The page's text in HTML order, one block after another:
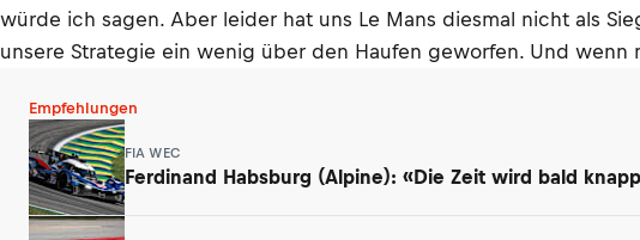
würde ich sagen. Aber leider hat uns Le Mans diesmal nicht als
unsere Strategie ein wenig über den Haufen geworfen. Und
Empfehlungen
FIA WEC
Ferdinand Habsburg (Alpine): «Die Zeit wird bald